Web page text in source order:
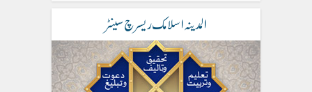
المدینہ اسلامک ریسرچ سینٹر